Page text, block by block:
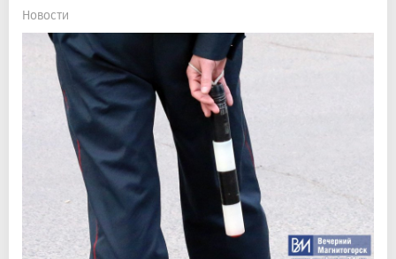
Новости